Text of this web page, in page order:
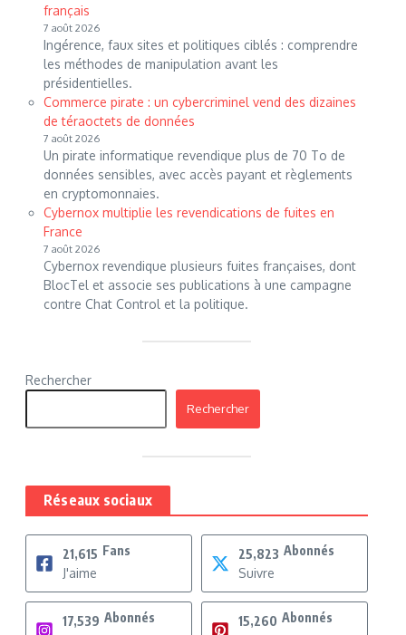
français
7 août 2026
Ingérence, faux sites et politiques ciblés : comprendre
les méthodes de manipulation avant les
présidentielles.
Commerce pirate : un cybercriminel vend des dizaines
de téraoctets de données
7 août 2026
Un pirate informatique revendique plus de 70 To de
données sensibles, avec accès payant et règlements
en cryptomonnaies.
Cybernox multiplie les revendications de fuites en
France
7 août 2026
Cybernox revendique plusieurs fuites françaises, dont
BlocTel et associe ses publications à une campagne
contre Chat Control et la politique.
Rechercher
Rechercher
Réseaux sociaux
21,615 Fans
J'aime
25,823 Abonnés
Suivre
17,539 Abonnés
15,260 Abonnés